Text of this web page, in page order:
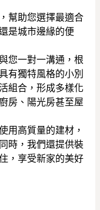
幫助您選擇最適合
是城市邊緣的便
您一對一溝通，根
有獨特風格的小別
組合，形成多樣化
房、陽光房甚至屋
用高質量的建材，
時，我們還提供裝
，享受新家的美好